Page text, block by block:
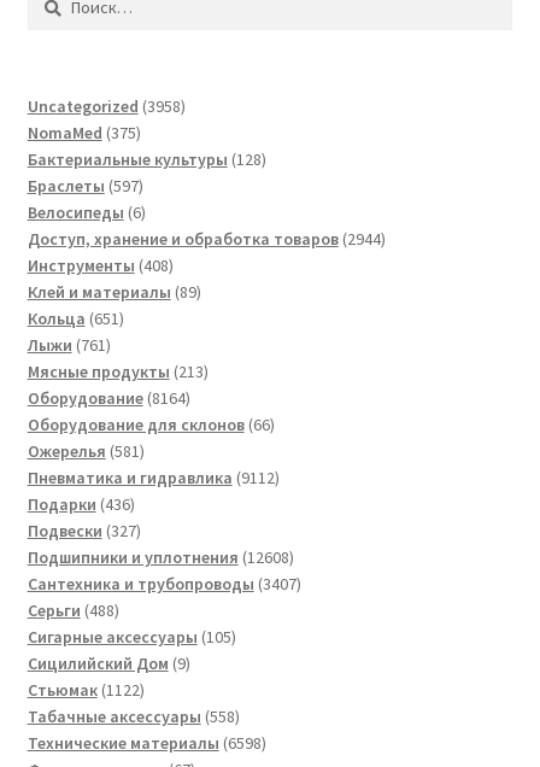
Uncategorized 39583958
NomaMed 375375
товаров
Бактериальные культуры 128128
Браслеты 597597
товаров
Велосипеды 66
товаров
Доступ, хранение и обработка товаров 29442944
Инструменты 408408
товаров
Клей и материалы 8989
Кольца 651651
Лыжи 761761
товар
Мясные продукты 213213
Оборудование 81648164
товара
Оборудование для склонов 6666
Ожерелья 581581
товар
Пневматика и гидравлика 91129112
Подарки 436436
товаров
Подвески 327327
товаров
Подшипники и уплотнения 1260812608
товаров
Сантехника и трубопроводы 34073407
Серьги 488488
товаров
Сигарные аксессуары 105105
Сицилийский Дом 99
Стьюмак 11221122
товара
Табачные аксессуары 558558
товаров
Технические материалы 65986598